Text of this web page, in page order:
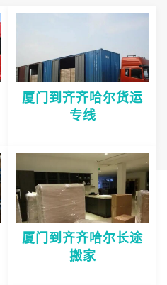
厦门到齐齐哈尔货运
专线
厦门到齐齐哈尔长途
搬家